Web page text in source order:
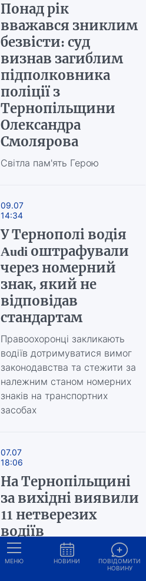
Понад рік
вважався зниклим
безвісти: суд
визнав загиблим
підполковника
поліції з
Тернопільщини
Олександра
Смолярова
Світла пам'ять Герою
09.07
14:34
У Тернополі водія
Audi оштрафували
через номерний
знак, який не
відповідав
стандартам
Правоохоронці закликають
водіїв дотримуватися вимог
законодавства та стежити за
належним станом номерних
знаків на транспортних
засобах
07.07
18:06
На Тернопільщині
за вихідні виявили
11 нетверезих
водіїв
Інспектори відсторонили
порушників від керування та
МЕНЮ НОВИНИ
ПОВІДОМИТИ
НОВИНУ